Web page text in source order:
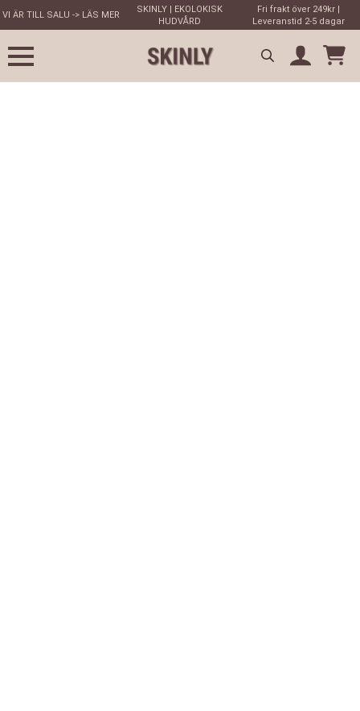
VI ÄR TILL SALU -> LÄS MER
SKINLY | EKOLOKISK
HUDVÅRD
Fri frakt över 249kr |
Leveranstid 2-5 dagar
Search